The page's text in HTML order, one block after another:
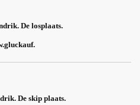
De losplaats.
De skip plaats.